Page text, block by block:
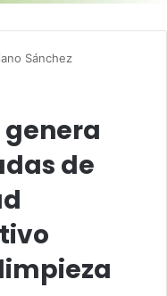
Sánchez
de